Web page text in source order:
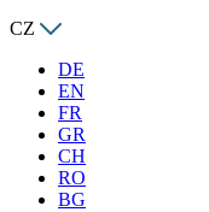
CZ
DE
EN
FR
GR
CH
RO
BG